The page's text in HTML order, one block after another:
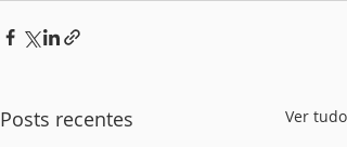
Posts recentes Ver tudo